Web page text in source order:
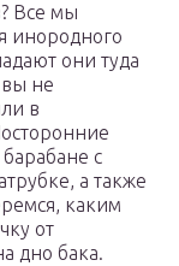
Все мы
инородного
они туда
не
в
с
а также
каким
от
дно бака.